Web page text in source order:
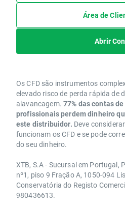
Área de
Abrir
Os CFD são instrumentos
elevado risco de perda rápida de
alavancagem. 77% das contas
profissionais perdem dinheiro
este distribuidor. Deve
funcionam os CFD e se pode
do seu dinheiro.
XTB, S.A - Sucursal em Portugal,
nº1, piso 9 Fração A, 1050-094
Conservatória do Registo
980436613.